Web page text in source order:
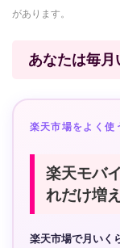
があります。
あなたは毎月
楽天市場をよく使
楽天モバ
れだけ増
楽天市場で月いく